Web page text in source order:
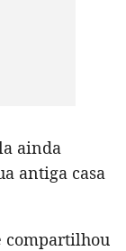
ainda
antiga casa
compartilhou